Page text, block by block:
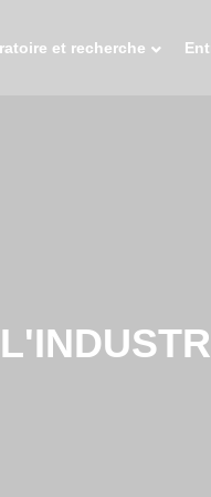
et recherche